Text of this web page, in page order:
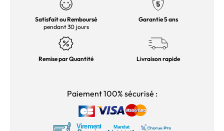
Satisfait ou Remboursé
pendant 30 jours
Garantie 5 ans
Remise par Quantité Livraison rapide
Paiement 100% sécurisé :